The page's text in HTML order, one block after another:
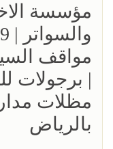
مؤسسة
مواقف
| برجولات
مظلات
بالرياض